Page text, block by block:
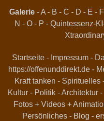
Galerie-A- B - C - D - E - F
N - O - P - Quintessenz-
Startseite- Impressum-
https://offenunddirekt.de -
Kraft tanken - Spirituelles
Kultur- Politik-Architektur-
Fotos + Videos +
Persönliches - Blog -